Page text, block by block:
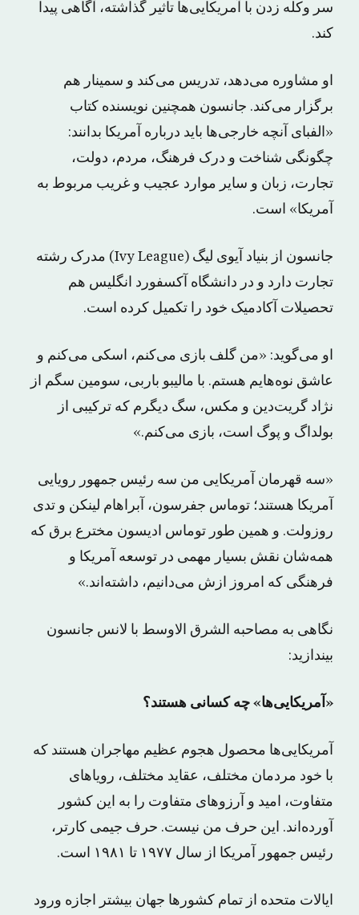
سر وکله زدن با آمریکایی‌ها تاثیر گذاشته، آگاهی پیدا
کند.
او مشاوره می‌دهد، تدریس می‌کند و سمینار هم
برگزار می‌کند. جانسون همچنین نویسنده کتاب
«الفبای آنچه خارجی‌ها باید درباره آمریکا بدانند:
چگونگی شناخت و درک فرهنگ، مردم، دولت،
تجارت، زبان و سایر موارد عجیب و غریب مربوط به
آمریکا» است.
جانسون از بنیاد آیوی لیگ (Ivy League) مدرک رشته
تجارت دارد و در دانشگاه آکسفورد انگلیس هم
تحصیلات آکادمیک خود را تکمیل کرده است.
او می‌گوید: «من گلف بازی می‌کنم، اسکی می‌کنم و
عاشق نوه‌هایم هستم. با مالیبو باربی، سومین سگم از
نژاد گریت‌دین و مکس، سگ دیگرم که ترکیبی از
بولداگ و پوگ است، بازی می‌کنم.»
«سه قهرمان آمریکایی من سه رئیس جمهور رویایی
آمریکا هستند؛ توماس جفرسون، آبراهام لینکن و تدی
روزولت. و همین طور توماس ادیسون مخترع برق که
همه‌شان نقش بسیار مهمی در توسعه آمریکا و
فرهنگی که امروز ازش می‌دانیم، داشته‌اند.»
نگاهی به مصاحبه الشرق الاوسط با لانس جانسون
بیندازید:
«آمریکایی‌ها» چه کسانی هستند؟
آمریکایی‌ها محصول هجوم عظیم مهاجران هستند که
با خود مردمان مختلف، عقاید مختلف، رویاهای
متفاوت، امید و آرزوهای متفاوت را به این کشور
آورده‌اند. این‌ حرف من نیست. حرف جیمی کارتر،
رئیس جمهور آمریکا از سال ۱۹۷۷ تا ۱۹۸۱ است.
ایالات متحده از تمام کشورها جهان بیشتر اجازه ورود